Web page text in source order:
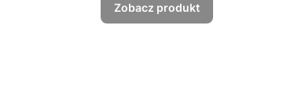
Zobacz produkt